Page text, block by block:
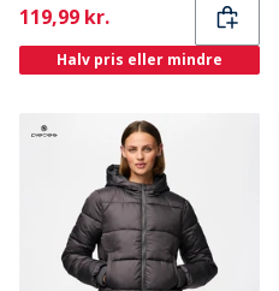
Current
119,99 kr.
Halv pris eller mindre